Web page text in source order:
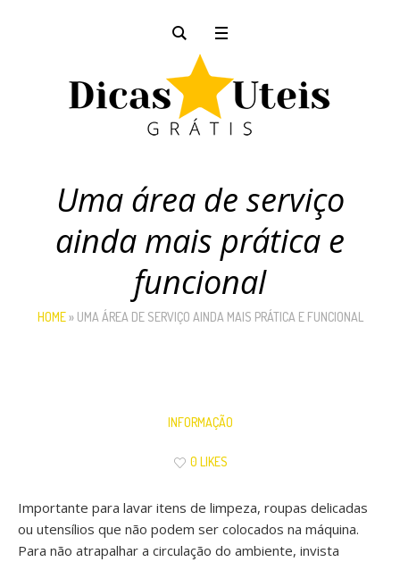
Uma área de serviço
ainda mais prática e
funcional
HOME» UMA ÁREA DE SERVIÇO AINDA MAIS PRÁTICA E FUNCIONAL
INFORMAÇÃO
0 LIKES
Importante para lavar itens de limpeza, roupas delicadas
ou utensílios que não podem ser colocados na máquina.
Para não atrapalhar a circulação do ambiente, invista